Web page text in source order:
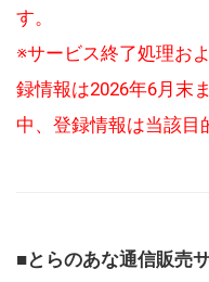
す。
※サービス終了処理お
録情報は2026年6月末
中、登録情報は当該目
■とらのあな通信販売